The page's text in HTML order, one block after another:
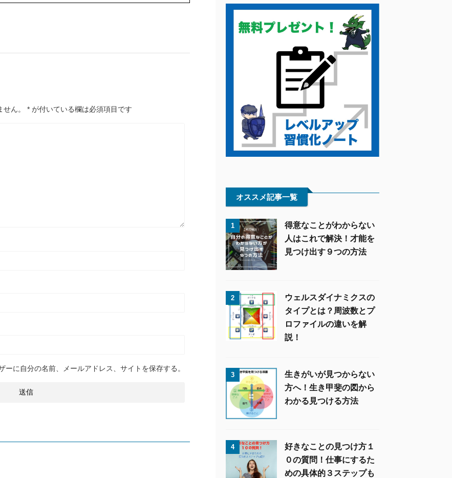
ん。 * が付いている欄は必須項目です
に自分の名前、メールアドレス、サイトを保存する。
オススメ記事一覧
1
得意なことがわからない
人はこれで解決！才能を
見つけ出す９つの方法
2
ウェルスダイナミクスの
タイプとは？周波数とプ
ロファイルの違いを解
説！
3
生きがいが見つからない
方へ！生き甲斐の図から
わかる見つける方法
4
好きなことの見つけ方１
０の質問！仕事にするた
めの具体的３ステップも